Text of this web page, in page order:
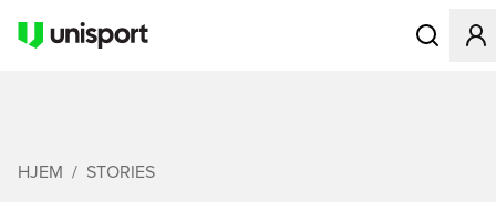
Åbner en
HJEM STORIES